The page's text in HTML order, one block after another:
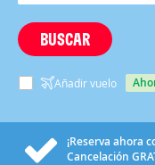
BUSCAR
Añadir vuelo
¡Reserva ahora
Cancelación